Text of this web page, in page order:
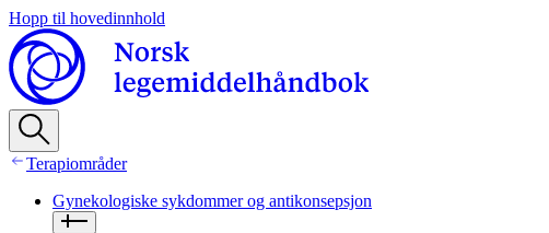
Hopp til hovedinnhold
Terapiområder
Gynekologiske sykdommer og antikonsepsjon